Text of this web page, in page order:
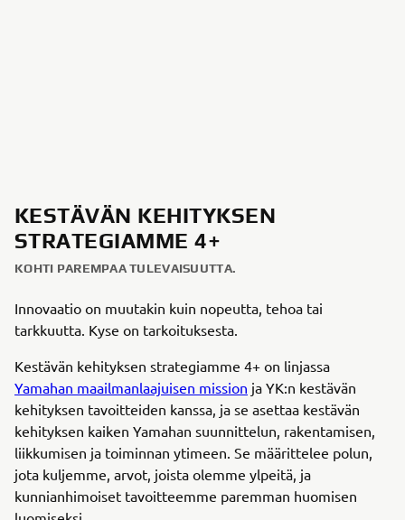
KESTÄVÄN KEHITYKSEN
STRATEGIAMME 4+
KOHTI PAREMPAA TULEVAISUUTTA.
Innovaatio on muutakin kuin nopeutta, tehoa tai
tarkkuutta. Kyse on tarkoituksesta.
Kestävän kehityksen strategiamme 4+ on linjassa
Yamahan maailmanlaajuisen mission ja YK:n kestävän
kehityksen tavoitteiden kanssa, ja se asettaa kestävän
kehityksen kaiken Yamahan suunnittelun, rakentamisen,
liikkumisen ja toiminnan ytimeen. Se määrittelee polun,
jota kuljemme, arvot, joista olemme ylpeitä, ja
kunnianhimoiset tavoitteemme paremman huomisen